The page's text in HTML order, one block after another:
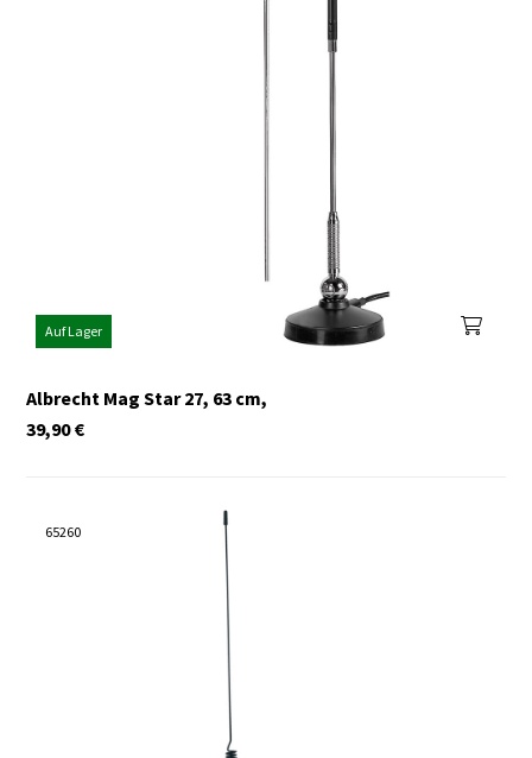
Auf Lager
Albrecht Mag Star 27, 63 cm,
€
39,90
65260